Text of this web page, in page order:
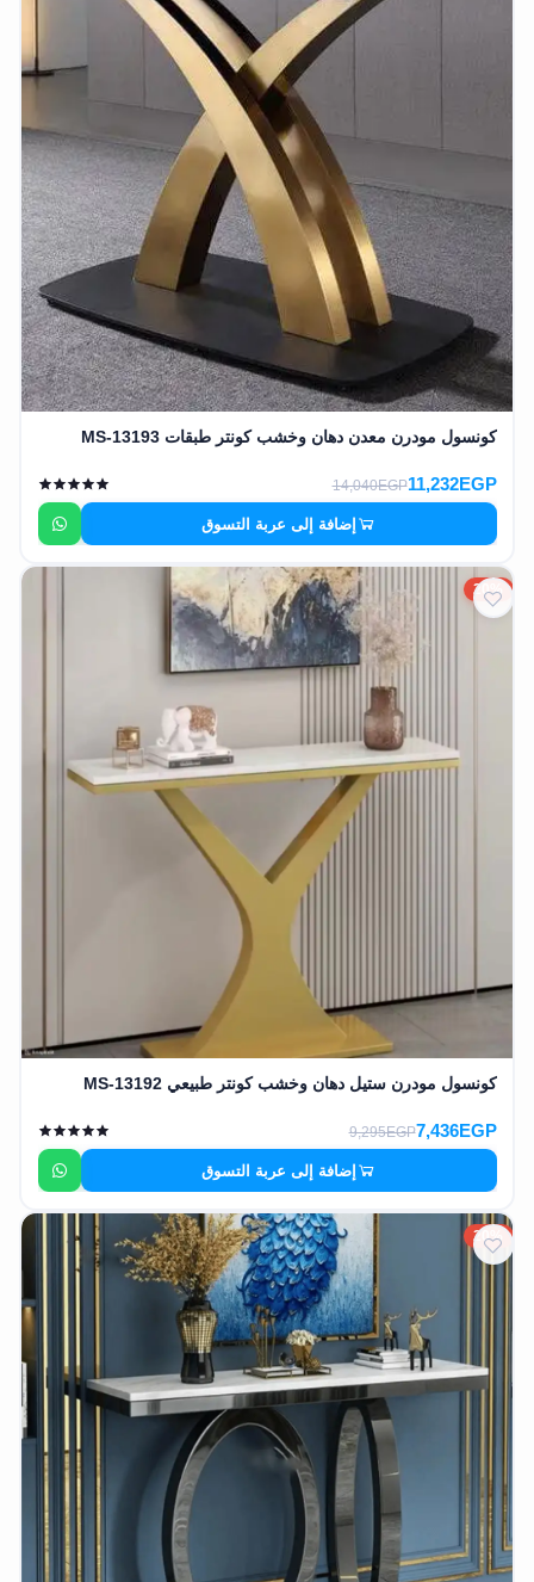
حواجز
مرورية
خزانات
مياه
أثاث
الحيوانات
نظافة
EN
كونسول مودرن معدن دهان وخشب كونتر طبقات MS-13193
11,232EGP
14,040EGP
إضافة إلى عربة التسوق
20%
كونسول مودرن ستيل دهان وخشب كونتر طبيعي MS-13192
7,436EGP
9,295EGP
إضافة إلى عربة التسوق
20%